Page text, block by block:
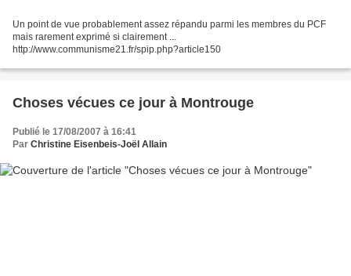
Un point de vue probablement assez répandu parmi les membres du PCF
mais rarement exprimé si clairement ...
http://www.communisme21.fr/spip.php?article150
Choses vécues ce jour à Montrouge
Publié le 17/08/2007 à 16:41
Par Christine Eisenbeis-Joël Allain